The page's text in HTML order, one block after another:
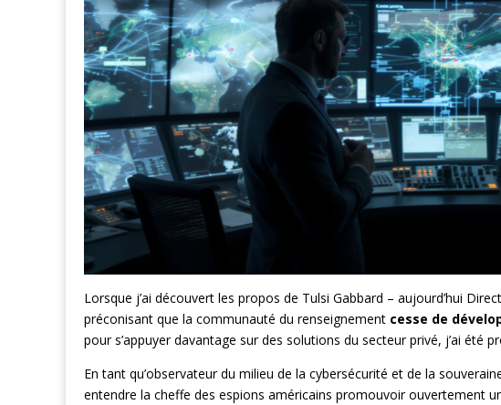
Lorsque j’ai découvert les propos de Tulsi Gabbard – aujourd’hui
préconisant que la communauté du renseignement cesse de
pour s’appuyer davantage sur des solutions du secteur privé, j’ai été
En tant qu’observateur du milieu de la cybersécurité et de la
entendre la cheffe des espions américains promouvoir ouvertement